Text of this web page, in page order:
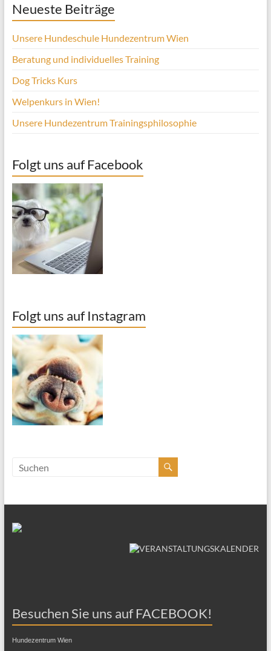
Neueste Beiträge
Unsere Hundeschule Hundezentrum Wien
Beratung und individuelles Training
Dog Tricks Kurs
Welpenkurs in Wien!
Unsere Hundezentrum Trainingsphilosophie
Folgt uns auf Facebook
Folgt uns auf Instagram
Besuchen Sie uns auf FACEBOOK!
Hundezentrum Wien